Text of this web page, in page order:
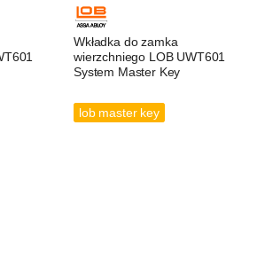
Wkładka do zamka
wierzchniego LOB UWT601
System Master Key
lob master key